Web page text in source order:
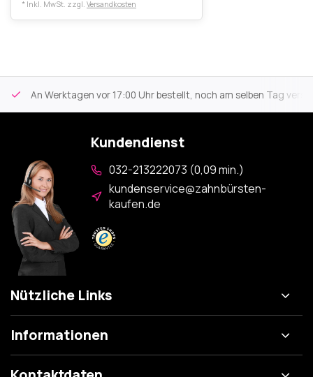
* Inkl. MwSt. zzgl. Versandkosten
An Werktagen vor 17:00 Uhr bestellt, noch am selben Tag
Kundendienst
032-213222073 (0,09 min.)
kundenservice@zahnbürsten-
kaufen.de
Nützliche Links
Informationen